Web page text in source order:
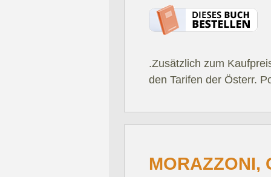
.Zusätzlich zum
den Tarifen der Österr.
MORAZZONI,